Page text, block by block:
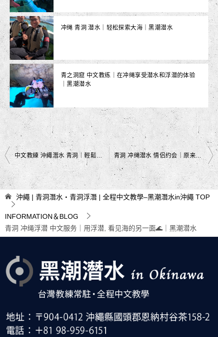
冲绳 青洞 潜水｜轻松探索大海｜黑潮潜水
青之洞窟 中文教练｜在冲绳享受潜水和浮潜的体验
｜黑潮潜水
文
章
导
航
中文教練 沖繩潛水 青洞｜輕鬆探索沖繩海底世界🌊｜黑潮潛水 青洞 冲绳潜水 情侣约会｜原来最美的风景要回头才看得见💙｜黑潮潜水
沖繩 | 青洞潛水・青洞浮潛 | 全程中文教學–黑潮潛水in沖繩 TOP
INFORMATION＆BLOG
青洞 冲绳浮潜 中文服务｜用浮潜, 看见海的另一面🌊｜黑潮潜水